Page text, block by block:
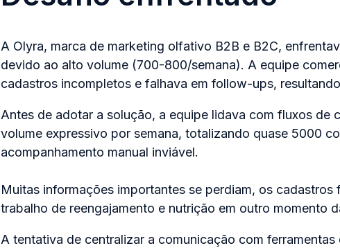
A Olyra, marca de marketing olfativo B2B e B2C,
devido ao alto volume (700-800/semana). A equipe
cadastros incompletos e falhava em follow-ups,
Antes de adotar a solução, a equipe lidava com fluxos de
volume expressivo por semana, totalizando quase 5000
acompanhamento manual inviável.
Muitas informações importantes se perdiam, os
trabalho de reengajamento e nutrição em outro momento
A tentativa de centralizar a comunicação com